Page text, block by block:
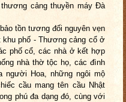
cảng thuyền máy Đà
tồn tương đối nguyên vẹn
phố - Thương cảng cổ ở
phố cổ, các nhà ở kết hợp
nhà thờ tộc họ, các đình
người Hoa, những ngôi mộ
cầu mang tên cầu Nhật
phú đa dạng đó, cùng với